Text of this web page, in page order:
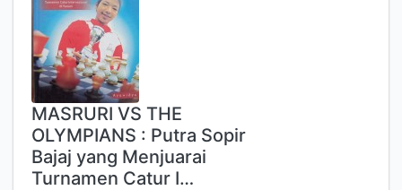
MASRURI VS THE
OLYMPIANS : Putra Sopir
Bajaj yang Menjuarai
Turnamen Catur I…